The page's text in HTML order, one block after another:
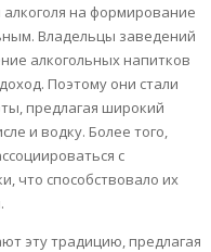
на формирование
Владельцы заведений
алкогольных напитков
Поэтому они стали
предлагая широкий
и водку. Более того,
с
что способствовало их
эту традицию, предлагая